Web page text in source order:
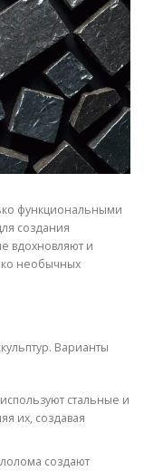
функциональными
создания
вдохновляют и
необычных
Варианты
стальные и
их, создавая
создают